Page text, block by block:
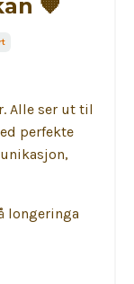
🧡
Alle ser ut til
perfekte
longeringa